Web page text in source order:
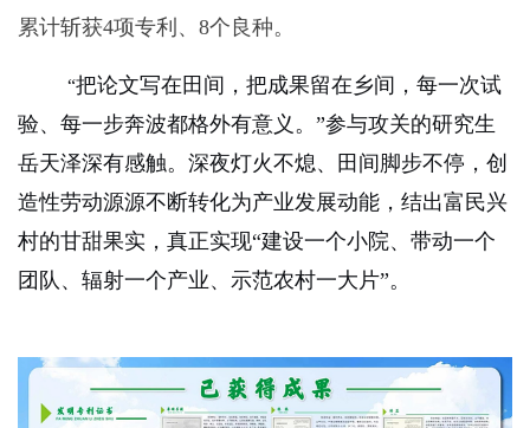
累计斩获4项专利、 8个良种。
“把论文写在田间，把成果留在乡间，每一次试
验、每一步奔波都格外有意义。”参与攻关的研究生
岳天泽深有感触。深夜灯火不熄、田间脚步不停，创
造性劳动源源不断转化为产业发展动能，结出富民兴
村的甘甜果实，真正实现“建设一个小院、带动一个
团队、辐射一个产业、示范农村一大片”。